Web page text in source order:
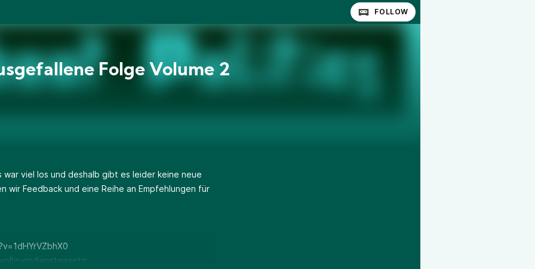
FOLLOW
Folge Volume 2
war viel los und deshalb gibt es leider keine neue
wir Feedback und eine Reihe an Empfehlungen für